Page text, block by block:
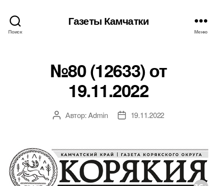
Поиск
Газеты Камчатки
Меню
№80 (12633) от
19.11.2022
АвторАвтор:Admin
Дата19.11.2022